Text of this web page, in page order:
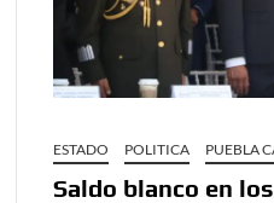
ESTADO POLITICA PUEBLA
Saldo blanco en